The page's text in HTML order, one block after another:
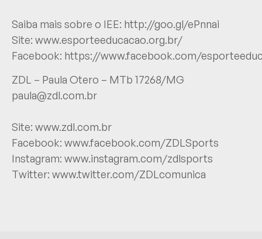
Saiba mais sobre o IEE: http://goo.gl/ePnnai
Site: www.esporteeducacao.org.br/
Facebook: https://www.facebook.com/
ZDL – Paula Otero – MTb 17268/MG
paula@zdl.com.br
Site: www.zdl.com.br
Facebook: www.facebook.com/ZDLSports
Instagram: www.instagram.com/zdlsports
Twitter: www.twitter.com/ZDLcomunica